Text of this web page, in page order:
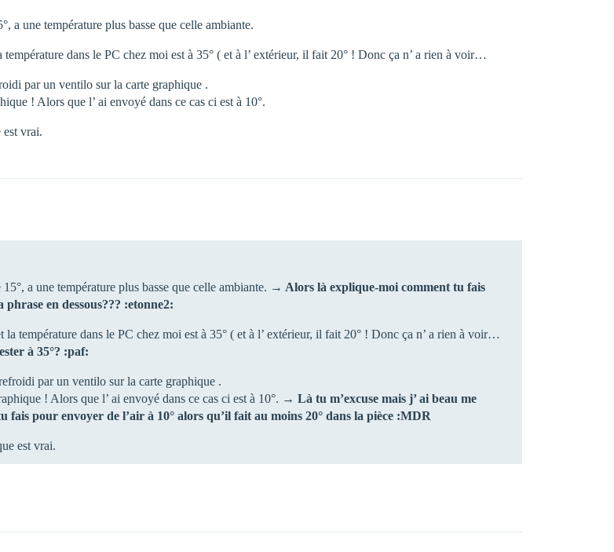
a une température plus basse que celle ambiante.
dans le PC chez moi est à 35° ( et à l’ extérieur, il fait 20° ! Donc ça n’ a rien à voir…
par un ventilo sur la carte graphique .
! Alors que l’ ai envoyé dans ce cas ci est à 10°.
est vrai.
a une température plus basse que celle ambiante. → Alors là explique-moi comment tu fais
en dessous??? :etonne2:
température dans le PC chez moi est à 35° ( et à l’ extérieur, il fait 20° ! Donc ça n’ a rien à voir…
à 35°? :paf:
par un ventilo sur la carte graphique .
! Alors que l’ ai envoyé dans ce cas ci est à 10°. → Là tu m’excuse mais j’ ai beau me
fais pour envoyer de l’air à 10° alors qu’il fait au moins 20° dans la pièce :MDR
est vrai.